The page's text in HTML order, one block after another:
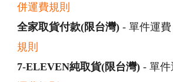
併運費規則
全家取貨付款(限台灣)- 單件運費
規則
7-ELEVEN純取貨(限台灣)- 單件